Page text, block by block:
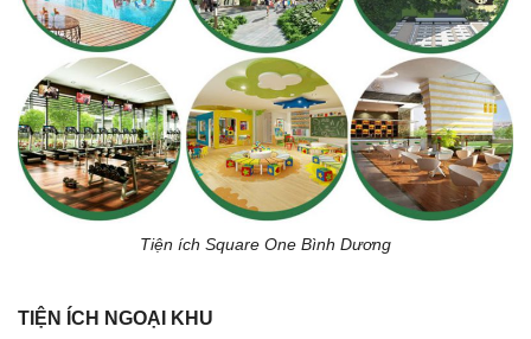
Tiện ích Square One Bình Dương
TIỆN ÍCH NGOẠI KHU